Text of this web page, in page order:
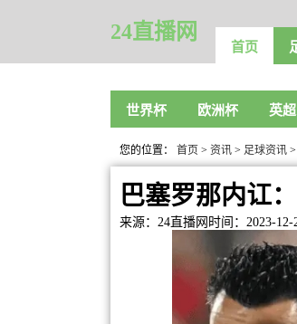
24直播网
首页
世界杯 欧洲杯 英超
您的位置： 首页 > 资讯 > 足球资讯
巴塞罗那内讧
来源：24直播网 时间：2023-12-